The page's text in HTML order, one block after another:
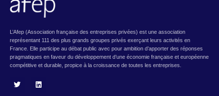
L’Afep (Association française des entreprises privées) est une association
représentant 111 des plus grands groupes privés exerçant leurs activités en
France. Elle participe au débat public avec pour ambition d’apporter des réponses
pragmatiques en faveur du développement d’une économie française et européenne
compétitive et durable, propice à la croissance de toutes les entreprises.